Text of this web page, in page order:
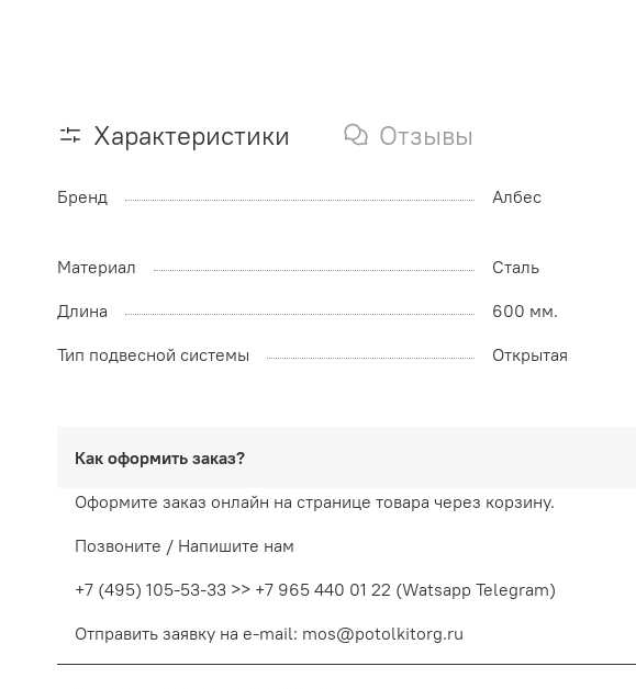
Характеристики Отзывы
Бренд Албес
Материал Сталь
Длина
600 мм.
Тип подвесной системы
Открытая
Как оформить заказ?
Оформите заказ онлайн на странице товара через корзину.
Позвоните / Напишите нам
+7 (495) 105-53-33 >> +7 965 440 01 22 (Watsapp Telegram)
Отправить заявку на e-mail: mos@potolkitorg.ru